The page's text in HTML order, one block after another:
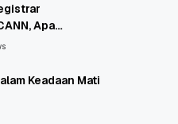
Apa
Keadaan Mati